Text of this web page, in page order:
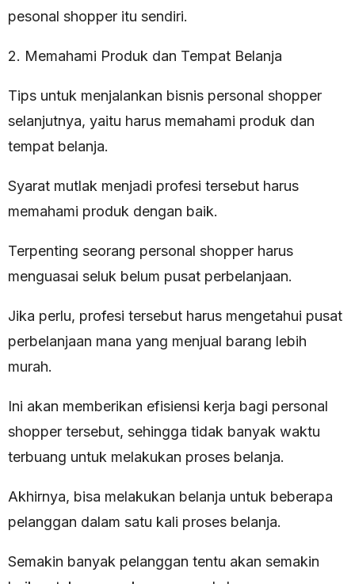
pesonal shopper itu sendiri.
2. Memahami Produk dan Tempat Belanja
Tips untuk menjalankan bisnis personal shopper
selanjutnya, yaitu harus memahami produk dan
tempat belanja.
Syarat mutlak menjadi profesi tersebut harus
memahami produk dengan baik.
Terpenting seorang personal shopper harus
menguasai seluk belum pusat perbelanjaan.
Jika perlu, profesi tersebut harus mengetahui pusat
perbelanjaan mana yang menjual barang lebih
murah.
Ini akan memberikan efisiensi kerja bagi personal
shopper tersebut, sehingga tidak banyak waktu
terbuang untuk melakukan proses belanja.
Akhirnya, bisa melakukan belanja untuk beberapa
pelanggan dalam satu kali proses belanja.
Semakin banyak pelanggan tentu akan semakin